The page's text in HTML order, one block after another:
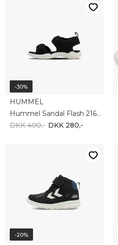
-30%
HUMMEL
Hummel Sandal Flash 216753-2001
DKK 400,- DKK 280,-
-20%